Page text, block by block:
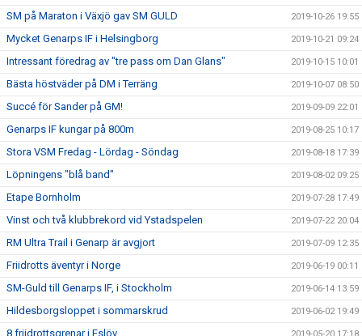
SM på Maraton i Växjö gav SM GULD 2019-10-26 19:55
Mycket Genarps IF i Helsingborg 2019-10-21 09:24
Intressant föredrag av "tre pass om Dan Glans" 2019-10-15 10:01
Bästa höstväder på DM i Terräng 2019-10-07 08:50
Succé för Sander på GM! 2019-09-09 22:01
Genarps IF kungar på 800m 2019-08-25 10:17
Stora VSM Fredag - Lördag - Söndag 2019-08-18 17:39
Löpningens "blå band" 2019-08-02 09:25
Etape Bornholm 2019-07-28 17:49
Vinst och två klubbrekord vid Ystadspelen 2019-07-22 20:04
RM Ultra Trail i Genarp är avgjort 2019-07-09 12:35
Friidrotts äventyr i Norge 2019-06-19 00:11
SM-Guld till Genarps IF, i Stockholm 2019-06-14 13:59
Hildesborgsloppet i sommarskrud 2019-06-02 19:49
8 friidrottsgrenar i Eslöv